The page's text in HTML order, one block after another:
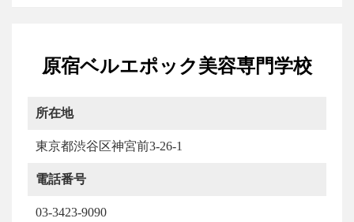
原宿ベルエポック美容専門学校
所在地
東京都渋谷区神宮前3-26-1
電話番号
03-3423-9090